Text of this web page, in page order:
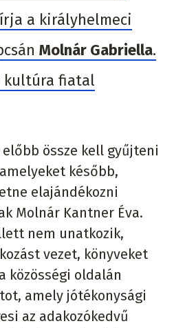
a királyhelmeci
Molnár Gabriella.
kultúra fiatal
össze kell gyűjteni
később,
elajándékozni
Molnár Kantner Éva.
nem unatkozik,
vezet, könyveket
közösségi oldalán
amely jótékonysági
az adakozókedvű